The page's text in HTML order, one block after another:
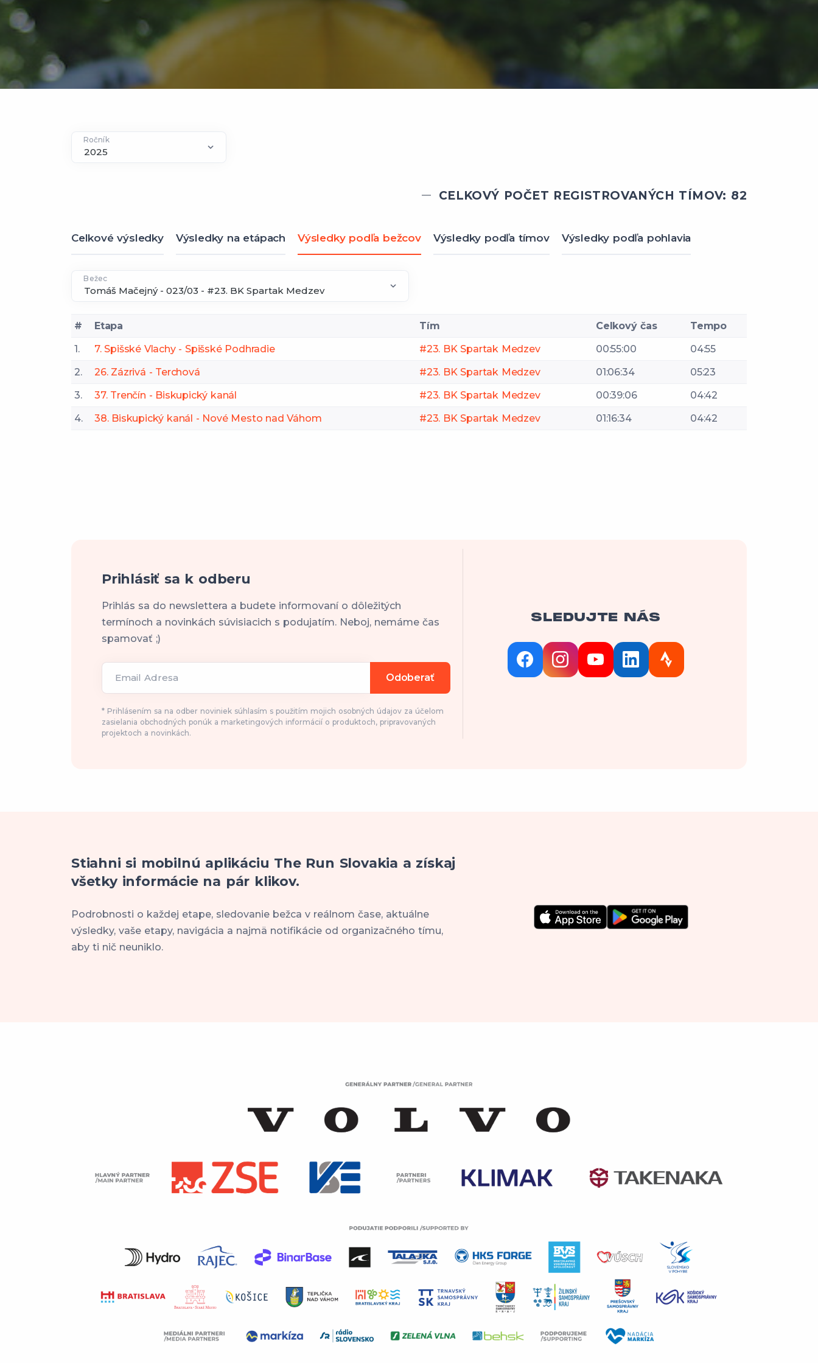
Ročník
CELKOVÝ POČET REGISTROVANÝCH TÍMOV: 82
Celkové výsledky Výsledky na etápach Výsledky podľa bežcov Výsledky podľa tímov Výsledky podľa pohlavia
Bežec
# Etapa Tím Celkový čas
Tempo
1.
7. Spišské Vlachy - Spišské Podhradie #23. BK Spartak Medzev 00:55:00
04:55
2.
26. Zázrivá - Terchová #23. BK Spartak Medzev 01:06:34
05:23
3.
37. Trenčín - Biskupický kanál #23. BK Spartak Medzev 00:39:06
04:42
4.
38. Biskupický kanál - Nové Mesto nad Váhom #23. BK Spartak Medzev 01:16:34 04:42
Prihlásiť sa k odberu
Prihlás sa do newslettera a budete informovaní o dôležitých
termínoch a novinkách súvisiacich s podujatím. Neboj, nemáme čas
spamovať ;)
Email Adresa Odoberať
* Prihlásením sa na odber noviniek súhlasím s použitím mojich osobných údajov za účelom
zasielania obchodných ponúk a marketingových informácií o produktoch, pripravovaných
projektoch a novinkách.
SLEDUJTE NÁS
Stiahni si mobilnú aplikáciu The Run Slovakia a získaj
všetky informácie na pár klikov.
Podrobnosti o každej etape, sledovanie bežca v reálnom čase, aktuálne
výsledky, vaše etapy, navigácia a najmä notifikácie od organizačného tímu,
aby ti nič neuniklo.